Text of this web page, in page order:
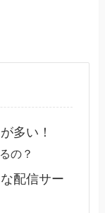
多い！
の？
配信サー